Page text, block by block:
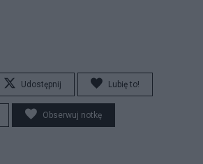
Udostępnij Lubię to!
Obserwuj notkę